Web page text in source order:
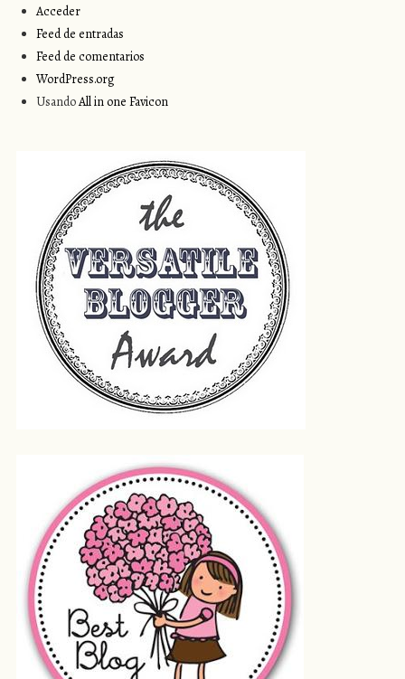
Acceder
Feed de entradas
Feed de comentarios
WordPress.org
UsandoAll in one Favicon